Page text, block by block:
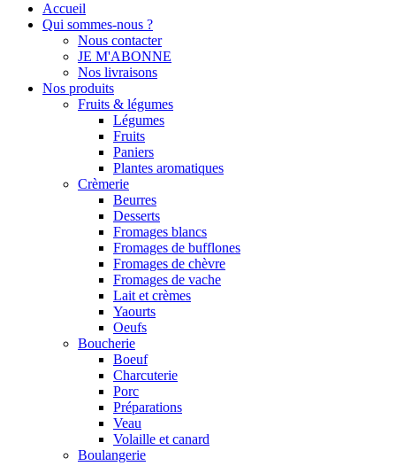
Accueil
Qui sommes-nous ?
Nous contacter
JE M'ABONNE
Nos livraisons
Nos produits
Fruits & légumes
Légumes
Fruits
Paniers
Plantes aromatiques
Crèmerie
Beurres
Desserts
Fromages blancs
Fromages de bufflones
Fromages de chèvre
Fromages de vache
Lait et crèmes
Yaourts
Oeufs
Boucherie
Boeuf
Charcuterie
Porc
Préparations
Veau
Volaille et canard
Boulangerie